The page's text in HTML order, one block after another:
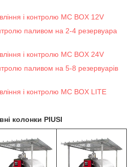
і контролю MC BOX 12V
паливом на 2-4 резервуара
і контролю MC BOX 24V
паливом на 5-8 резервуарів
і контролю MC BOX LITE
колонки PIUSI